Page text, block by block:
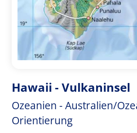
Hawaii - Vulkaninsel
Ozeanien - Australien/
Orientierung